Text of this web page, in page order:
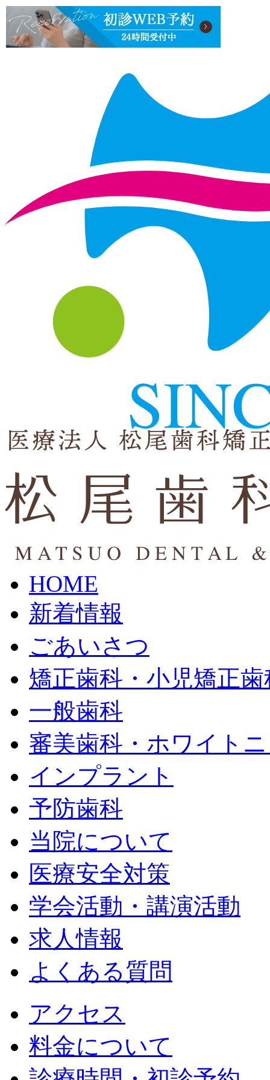
HOME
新着情報
ごあいさつ
矯正歯科・小児矯正歯
一般歯科
審美歯科・ホワイト
インプラント
予防歯科
当院について
医療安全対策
学会活動・講演活動
求人情報
よくある質問
アクセス
料金について